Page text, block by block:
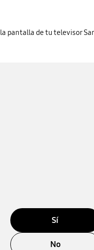
pantalla de tu televisor
Sí
No